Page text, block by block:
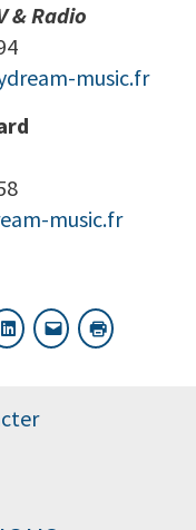
& Radio
music.fr
music.fr